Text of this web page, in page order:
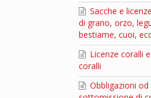
Sacche e
di grano, orzo,
bestiame, cuoi,
Licenze coralli
coralli
Obbligazioni od